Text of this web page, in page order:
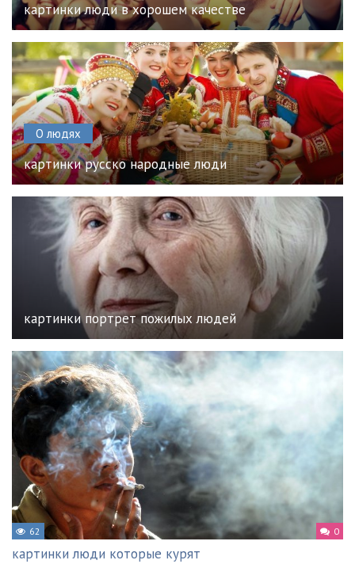
картинки люди в хорошем качестве
О людях
картинки русско народные люди
картинки портрет пожилых людей
62 0
картинки люди которые курят